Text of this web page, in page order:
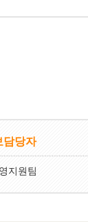
담당자
지원팀